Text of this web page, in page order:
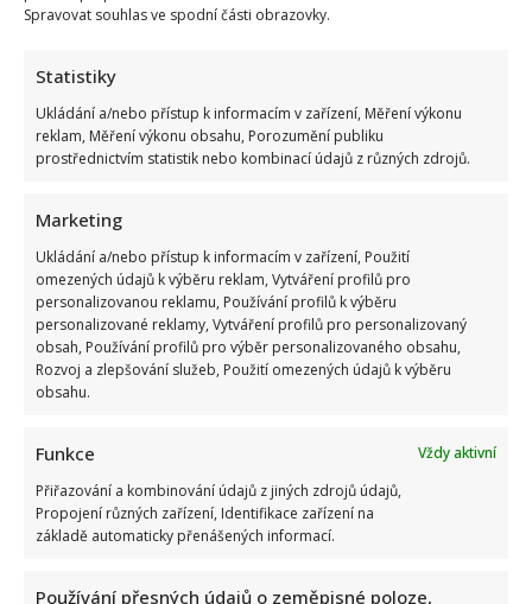
Spravovat souhlas ve spodní části obrazovky.
Statistiky
Ukládání a/nebo přístup k informacím v zařízení, Měření výkonu
reklam, Měření výkonu obsahu, Porozumění publiku
prostřednictvím statistik nebo kombinací údajů z různých zdrojů.
Marketing
Ukládání a/nebo přístup k informacím v zařízení, Použití
omezených údajů k výběru reklam, Vytváření profilů pro
personalizovanou reklamu, Používání profilů k výběru
personalizované reklamy, Vytváření profilů pro personalizovaný
obsah, Používání profilů pro výběr personalizovaného obsahu,
Rozvoj a zlepšování služeb, Použití omezených údajů k výběru
obsahu.
Funkce
Vždy aktivní
Přiřazování a kombinování údajů z jiných zdrojů údajů,
Propojení různých zařízení, Identifikace zařízení na
základě automaticky přenášených informací.
Používání přesných údajů o zeměpisné poloze,